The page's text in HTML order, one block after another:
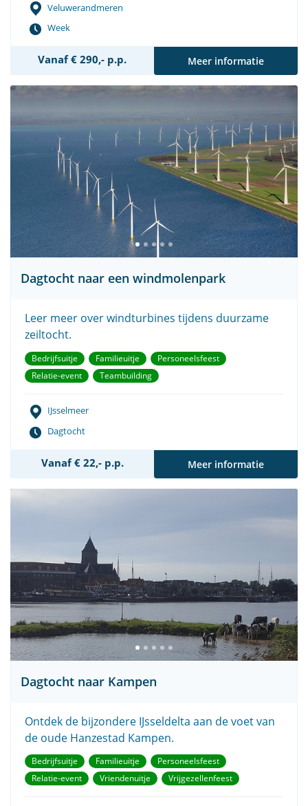
Veluwerandmeren
Week
Vanaf € 290,- p.p. Meer informatie
Dagtocht naar een windmolenpark
Leer meer over windturbines tijdens duurzame
zeiltocht.
Bedrijfsuitje Familieuitje
Personeelsfeest
Relatie-event
Teambuilding
IJsselmeer
Dagtocht
Vanaf € 22,- p.p. Meer informatie
Dagtocht naar Kampen
Ontdek de bijzondere IJsseldelta aan de voet van
de oude Hanzestad Kampen.
Bedrijfsuitje Familieuitje
Personeelsfeest
Relatie-event
Vriendenuitje Vrijgezellenfeest